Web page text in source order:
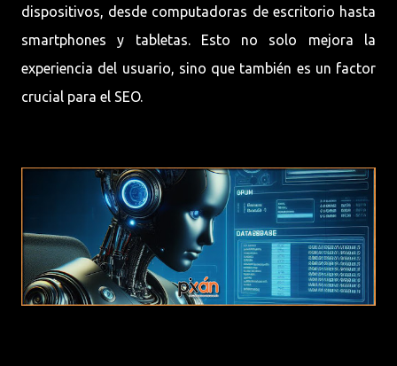
dispositivos, desde computadoras de escritorio hasta
smartphones y tabletas. Esto no solo mejora la
experiencia del usuario, sino que también es un factor
crucial para el SEO.